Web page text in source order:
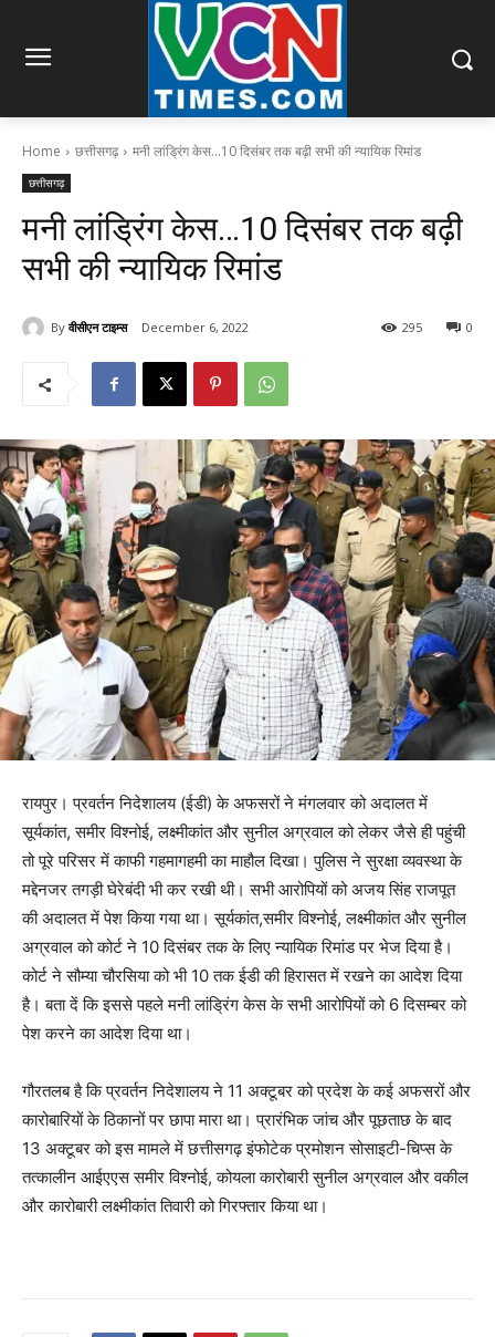
Home छत्तीसगढ़ मनी लांड्रिंग केस...10 दिसंबर तक बढ़ी सभी की न्यायिक रिमांड
छत्तीसगढ़
मनी लांड्रिंग केस…10 दिसंबर तक बढ़ी
सभी की न्यायिक रिमांड
By वीसीएन टाइम्स December 6, 2022 0
295
रायपुर। प्रवर्तन निदेशालय (ईडी) के अफसरों ने मंगलवार को अदालत में
सूर्यकांत, समीर विश्नोई, लक्ष्मीकांत और सुनील अग्रवाल को लेकर जैसे ही पहुंची
तो पूरे परिसर में काफी गहमागहमी का माहौल दिखा। पुलिस ने सुरक्षा व्यवस्था के
मद्देनजर तगड़ी घेरेबंदी भी कर रखी थी। सभी आरोपियों को अजय सिंह राजपूत
की अदालत में पेश किया गया था। सूर्यकांत,समीर विश्नोई, लक्ष्मीकांत और सुनील
अग्रवाल को कोर्ट ने 10 दिसंबर तक के लिए न्यायिक रिमांड पर भेज दिया है।
कोर्ट ने सौम्या चौरसिया को भी 10 तक ईडी की हिरासत में रखने का आदेश दिया
है। बता दें कि इससे पहले मनी लांड्रिंग केस के सभी आरोपियों को 6 दिसम्बर को
पेश करने का आदेश दिया था।
गौरतलब है कि प्रवर्तन निदेशालय ने 11 अक्टूबर को प्रदेश के कई अफसरों और
कारोबारियों के ठिकानों पर छापा मारा था। प्रारंभिक जांच और पूछताछ के बाद
13 अक्टूबर को इस मामले में छत्तीसगढ़ इंफोटेक प्रमोशन सोसाइटी-चिप्स के
तत्कालीन आईएएस समीर विश्नोई, कोयला कारोबारी सुनील अग्रवाल और वकील
और कारोबारी लक्ष्मीकांत तिवारी को गिरफ्तार किया था।